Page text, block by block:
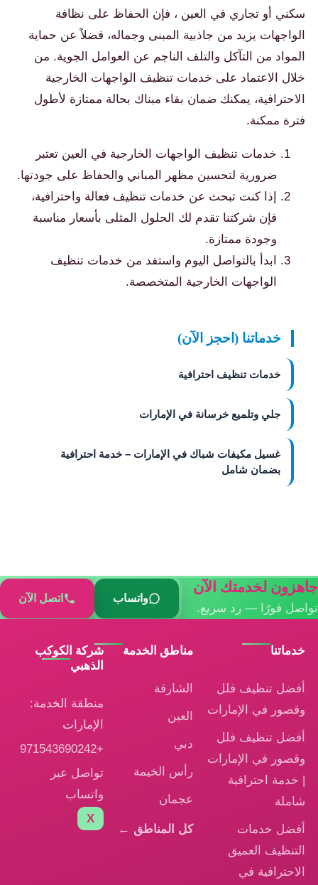
سكني أو تجاري في العين ، فإن الحفاظ على نظافة
الواجهات يزيد من جاذبية المبنى وجماله، فضلاً عن حماية
المواد من التآكل والتلف الناجم عن العوامل الجوية. من
خلال الاعتماد على خدمات تنظيف الواجهات الخارجية
الاحترافية، يمكنك ضمان بقاء مبناك بحالة ممتازة لأطول
فترة ممكنة.
خدمات تنظيف الواجهات الخارجية في العين تعتبر
ضرورية لتحسين مظهر المباني والحفاظ على جودتها.
إذا كنت تبحث عن خدمات تنظيف فعالة واحترافية،
فإن شركتنا تقدم لك الحلول المثلى بأسعار مناسبة
وجودة ممتازة.
ابدأ بالتواصل اليوم واستفد من خدمات تنظيف
الواجهات الخارجية المتخصصة.
خدماتنا (احجز الآن)
خدمات تنظيف احترافية
جلي وتلميع خرسانة في الإمارات
غسيل مكيفات شباك في الإمارات – خدمة احترافية
بضمان شامل
جاهزون لخدمتك الآن
تواصل فورًا — رد سريع.
واتساب اتصل الآن
خدماتنا
أفضل تنظيف فلل
وقصور في الإمارات
أفضل تنظيف فلل
وقصور في الإمارات
| خدمة احترافية
شاملة
أفضل خدمات
التنظيف العميق
الاحترافية في
مناطق الخدمة
الشارقة
العين
دبي
رأس الخيمة
عجمان
كل المناطق ←
شركة الكوكب
الذهبي
منطقة الخدمة:
الإمارات
+971543690242
تواصل عبر
واتساب
X